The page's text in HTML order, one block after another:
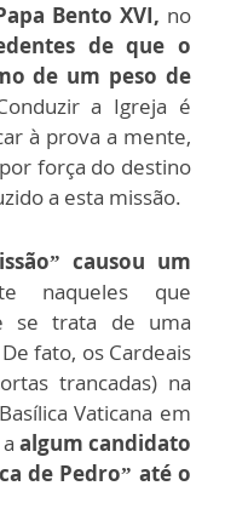
Bento XVI, no
de que o
de um peso de
a Igreja é
à prova a mente,
força do destino
a esta missão.
causou um
naqueles que
se trata de uma
fato, os Cardeais
trancadas) na
Vaticana em
algum candidato
de Pedro” até o